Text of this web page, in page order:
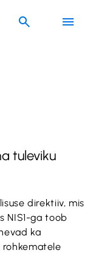
tuleviku
direktiiv, mis
NIS1-ga toob
ka
rohkematele